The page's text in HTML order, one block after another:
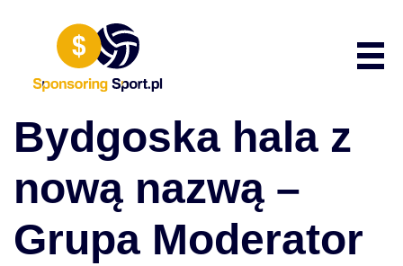
Bydgoska hala z
nową nazwą –
Grupa Moderator